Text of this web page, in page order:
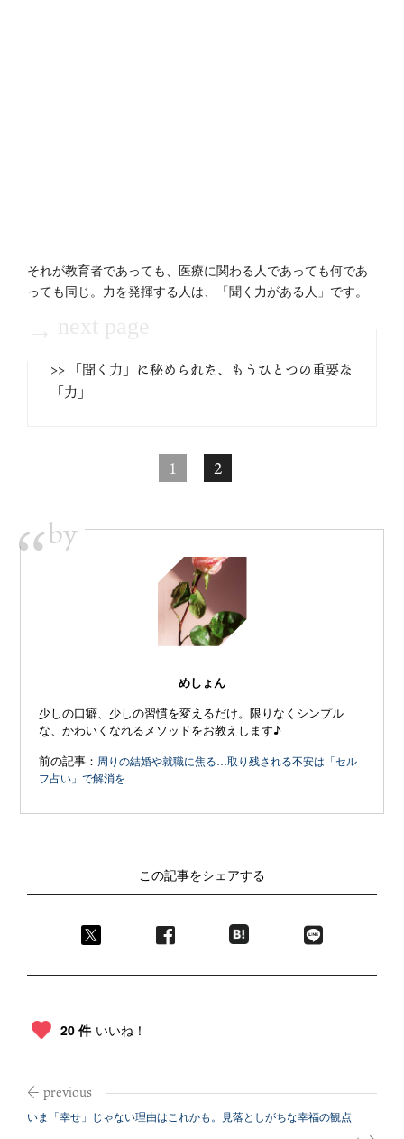
それが教育者であっても、医療に関わる人であっても何であ
っても同じ。力を発揮する人は、「聞く力がある人」です。
>> 「聞く力」に秘められた、もうひとつの重要な
「力」
1 2
“by
めしょん
少しの口癖、少しの習慣を変えるだけ。限りなくシンプル
な、かわいくなれるメソッドをお教えします♪
前の記事： 周りの結婚や就職に焦る…取り残される不安は「セル
フ占い」で解消を
この記事をシェアする
20 件 いいね！
いま「幸せ」じゃない理由はこれかも。見落としがちな幸福の観点